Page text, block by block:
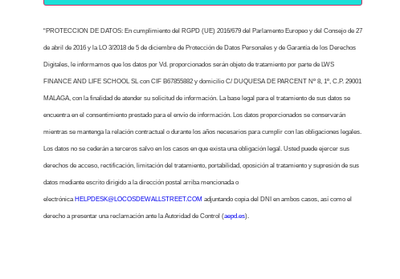
“PROTECCION DE DATOS: En cumplimiento del RGPD (UE) 2016/679 del Parlamento Europeo y del Consejo de 27
de abril de 2016 y la LO 3/2018 de 5 de diciembre de Protección de Datos Personales y de Garantía de los Derechos
Digitales, le informamos que los datos por Vd. proporcionados serán objeto de tratamiento por parte de LWS
FINANCE AND LIFE SCHOOL SL con CIF B67855882 y domicilio C/ DUQUESA DE PARCENT Nº 8, 1º, C.P. 29001
MALAGA, con la finalidad de atender su solicitud de información. La base legal para el tratamiento de sus datos se
encuentra en el consentimiento prestado para el envío de información. Los datos proporcionados se conservarán
mientras se mantenga la relación contractual o durante los años necesarios para cumplir con las obligaciones legales.
Los datos no se cederán a terceros salvo en los casos en que exista una obligación legal. Usted puede ejercer sus
derechos de acceso, rectificación, limitación del tratamiento, portabilidad, oposición al tratamiento y supresión de sus
datos mediante escrito dirigido a la dirección postal arriba mencionada o
electrónica HELPDESK@LOCOSDEWALLSTREET.COM adjuntando copia del DNI en ambos casos, así como el
derecho a presentar una reclamación ante la Autoridad de Control (aepd.es).